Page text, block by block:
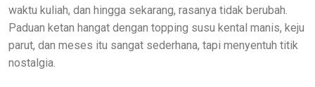
waktu kuliah, dan hingga sekarang, rasanya tidak berubah.
Paduan ketan hangat dengan topping susu kental manis, keju
parut, dan meses itu sangat sederhana, tapi menyentuh titik
nostalgia.